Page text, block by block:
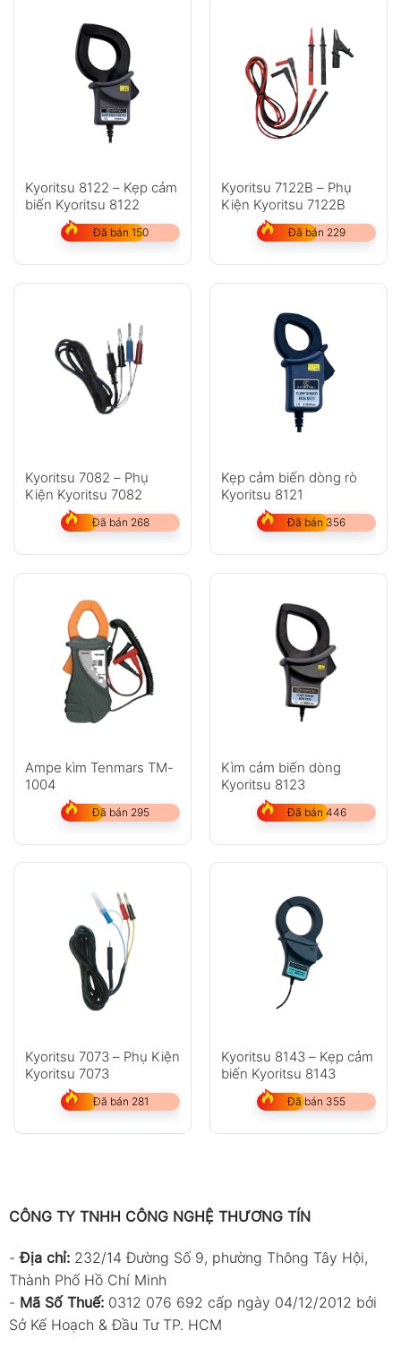
Kyoritsu 8122 – Kẹp cảm
biến Kyoritsu 8122
Đã bán 150
Kyoritsu 7122B – Phụ
Kiện Kyoritsu 7122B
Đã bán 229
Kyoritsu 7082 – Phụ
Kiện Kyoritsu 7082
Đã bán 268
Kẹp cảm biến dòng rò
Kyoritsu 8121
Đã bán 356
Ampe kìm Tenmars TM-
1004
Đã bán 295
Kìm cảm biến dòng
Kyoritsu 8123
Đã bán 446
Kyoritsu 7073 – Phụ Kiện
Kyoritsu 7073
Đã bán 281
Kyoritsu 8143 – Kẹp cảm
biến Kyoritsu 8143
Đã bán 355
CÔNG TY TNHH CÔNG NGHỆ THƯƠNG TÍN
-Địa chỉ: 232/14 Đường Số 9, phường Thông Tây Hội,
Thành Phố Hồ Chí Minh
- Mã Số Thuế: 0312 076 692 cấp ngày 04/12/2012 bởi
Sở Kế Hoạch & Đầu Tư TP. HCM